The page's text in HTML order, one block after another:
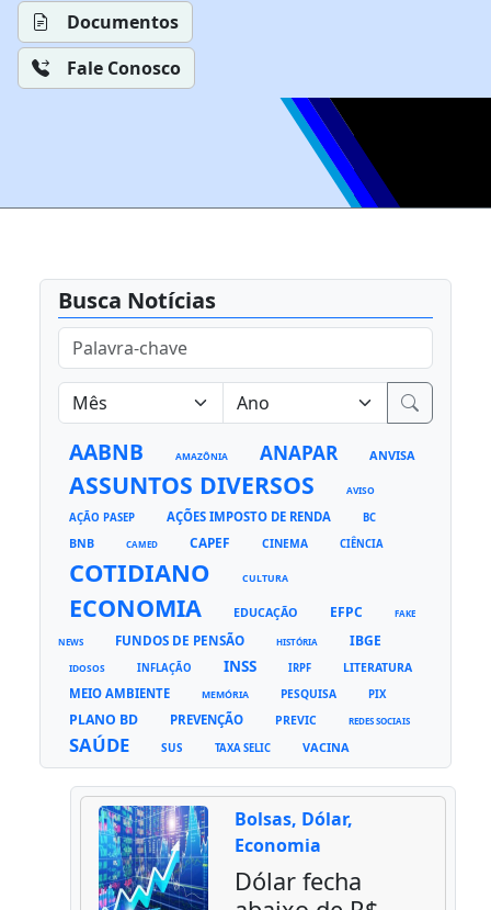
Documentos
Fale Conosco
Busca Notícias
AABNB AMAZÔNIA ANAPAR ANVISA
ASSUNTOS DIVERSOS AVISO
AÇÃO PASEP AÇÕES IMPOSTO DE RENDA BC
BNB CAMED CAPEF CINEMA CIÊNCIA
COTIDIANO CULTURA
ECONOMIA EDUCAÇÃO EFPC FAKE
NEWS FUNDOS DE PENSÃO HISTÓRIA IBGE
IDOSOS INFLAÇÃO INSS IRPF LITERATURA
MEIO AMBIENTE MEMÓRIA PESQUISA PIX
PLANO BD PREVENÇÃO PREVIC REDES SOCIAIS
SAÚDE SUS TAXA SELIC VACINA
Bolsas, Dólar,
Economia
Dólar fecha